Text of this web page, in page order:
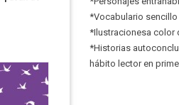
*Vocabulario
*Ilustracionesa color
*Historias
hábito lector en